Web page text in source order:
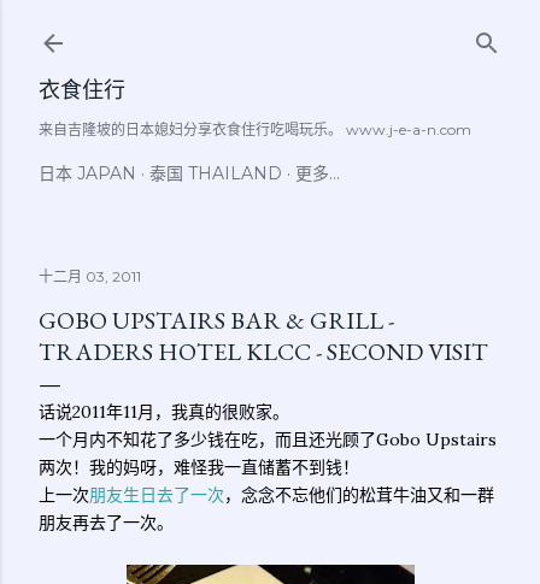
衣食住行
来自吉隆坡的日本媳妇分享衣食住行吃喝玩乐。 www.j-e-a-n.com
日本 JAPAN 泰国 THAILAND 更多…
十二月 03, 2011
GOBO UPSTAIRS BAR & GRILL -
TRADERS HOTEL KLCC - SECOND VISIT
话说2011年11月，我真的很败家。
一个月内不知花了多少钱在吃，而且还光顾了Gobo Upstairs
两次！我的妈呀，难怪我一直储蓄不到钱！
上一次朋友生日去了一次，念念不忘他们的松茸牛油又和一群
朋友再去了一次。